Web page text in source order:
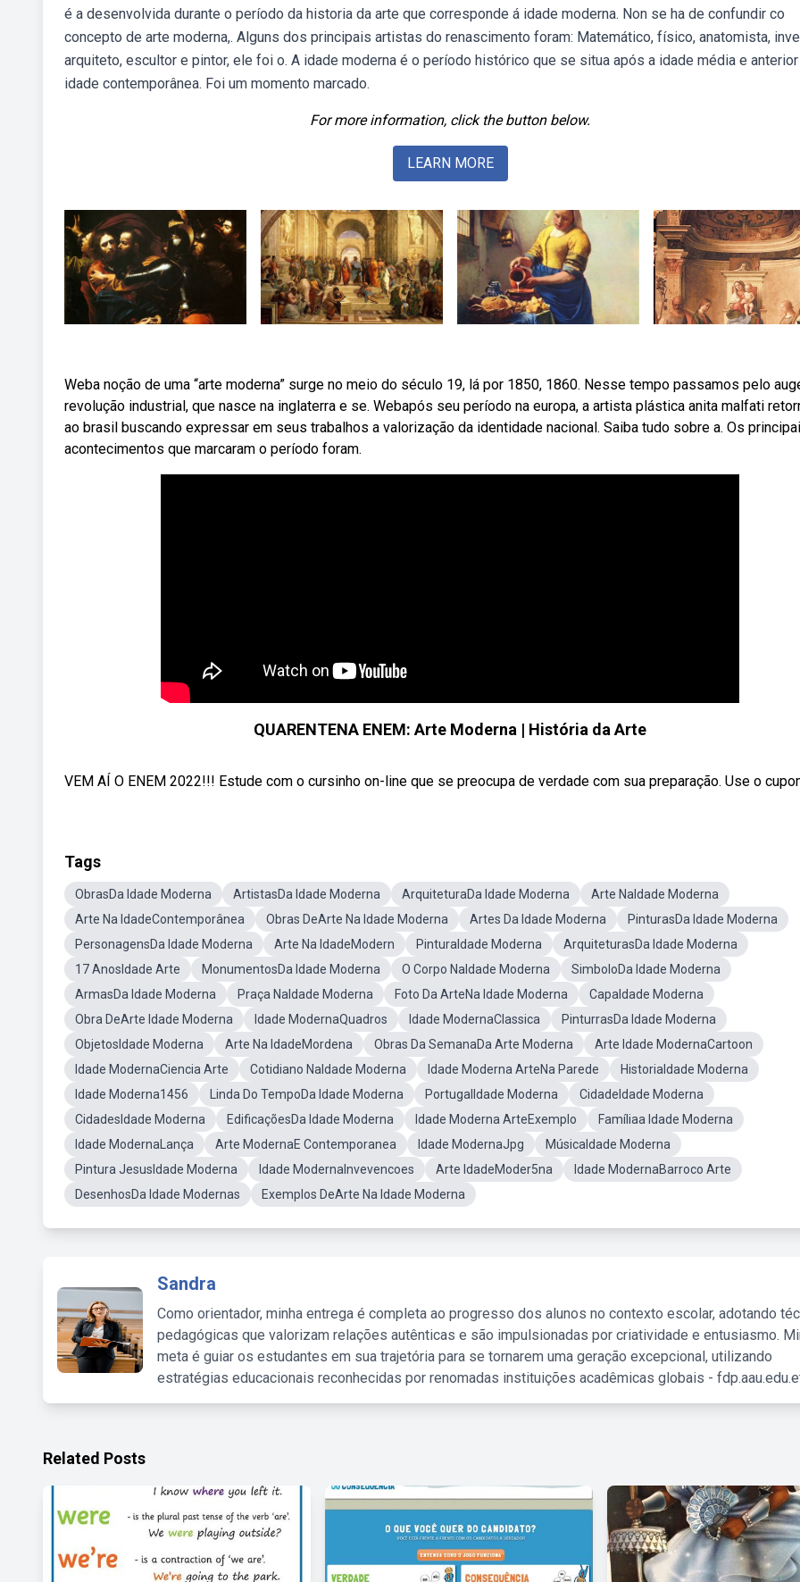
é a desenvolvida durante o período da historia da arte que corresponde á idade moderna. Non se ha de confundir co
concepto de arte moderna,. Alguns dos principais artistas do renascimento foram: Matemático, físico, anatomista,
arquiteto, escultor e pintor, ele foi o. A idade moderna é o período histórico que se situa após a idade média e
idade contemporânea. Foi um momento marcado.
For more information, click the button below.
LEARN MORE
Weba noção de uma “arte moderna” surge no meio do século 19, lá por 1850, 1860. Nesse tempo passamos pelo
revolução industrial, que nasce na inglaterra e se. Webapós seu período na europa, a artista plástica anita malfati
ao brasil buscando expressar em seus trabalhos a valorização da identidade nacional. Saiba tudo sobre a. Os
acontecimentos que marcaram o período foram.
QUARENTENA ENEM: Arte Moderna | História da Arte
VEM AÍ O ENEM 2022!!! Estude com o cursinho on-line que se preocupa de verdade com sua preparação. Use o
Tags
ObrasDa Idade Moderna ArtistasDa Idade Moderna ArquiteturaDa Idade Moderna
Arte NaIdade Moderna
Arte Na IdadeContemporânea
Obras DeArte Na Idade Moderna Artes Da Idade Moderna
PinturasDa Idade Moderna
PersonagensDa Idade Moderna
Arte Na IdadeModern PinturaIdade Moderna
ArquiteturasDa Idade Moderna
17 AnosIdade Arte
MonumentosDa Idade Moderna O Corpo NaIdade Moderna
SimboloDa Idade Moderna
ArmasDa Idade Moderna
Praça NaIdade Moderna Foto Da ArteNa Idade Moderna
CapaIdade Moderna
Obra DeArte Idade Moderna
Idade ModernaQuadros Idade ModernaClassica
PinturrasDa Idade Moderna
ObjetosIdade Moderna
Arte Na IdadeMordena Obras Da SemanaDa Arte Moderna
Arte Idade ModernaCartoon
Idade ModernaCiencia Arte
Cotidiano NaIdade Moderna Idade Moderna ArteNa Parede
HistoriaIdade Moderna
Idade Moderna1456
Linda Do TempoDa Idade Moderna PortugalIdade Moderna
CidadeIdade Moderna
CidadesIdade Moderna
EdificaçõesDa Idade Moderna Idade Moderna ArteExemplo
Famíliaa Idade Moderna
Idade ModernaLança
Arte ModernaE Contemporanea Idade ModernaJpg
MúsicaIdade Moderna
Pintura JesusIdade Moderna
Idade ModernaInvevencoes Arte IdadeModer5na
Idade ModernaBarroco Arte
DesenhosDa Idade Modernas
Exemplos DeArte Na Idade Moderna
Sandra
Como orientador, minha entrega é completa ao progresso dos alunos no contexto escolar, adotando
pedagógicas que valorizam relações autênticas e são impulsionadas por criatividade e entusiasmo.
meta é guiar os estudantes em sua trajetória para se tornarem uma geração excepcional, utilizando
estratégias educacionais reconhecidas por renomadas instituições acadêmicas globais -
Related Posts